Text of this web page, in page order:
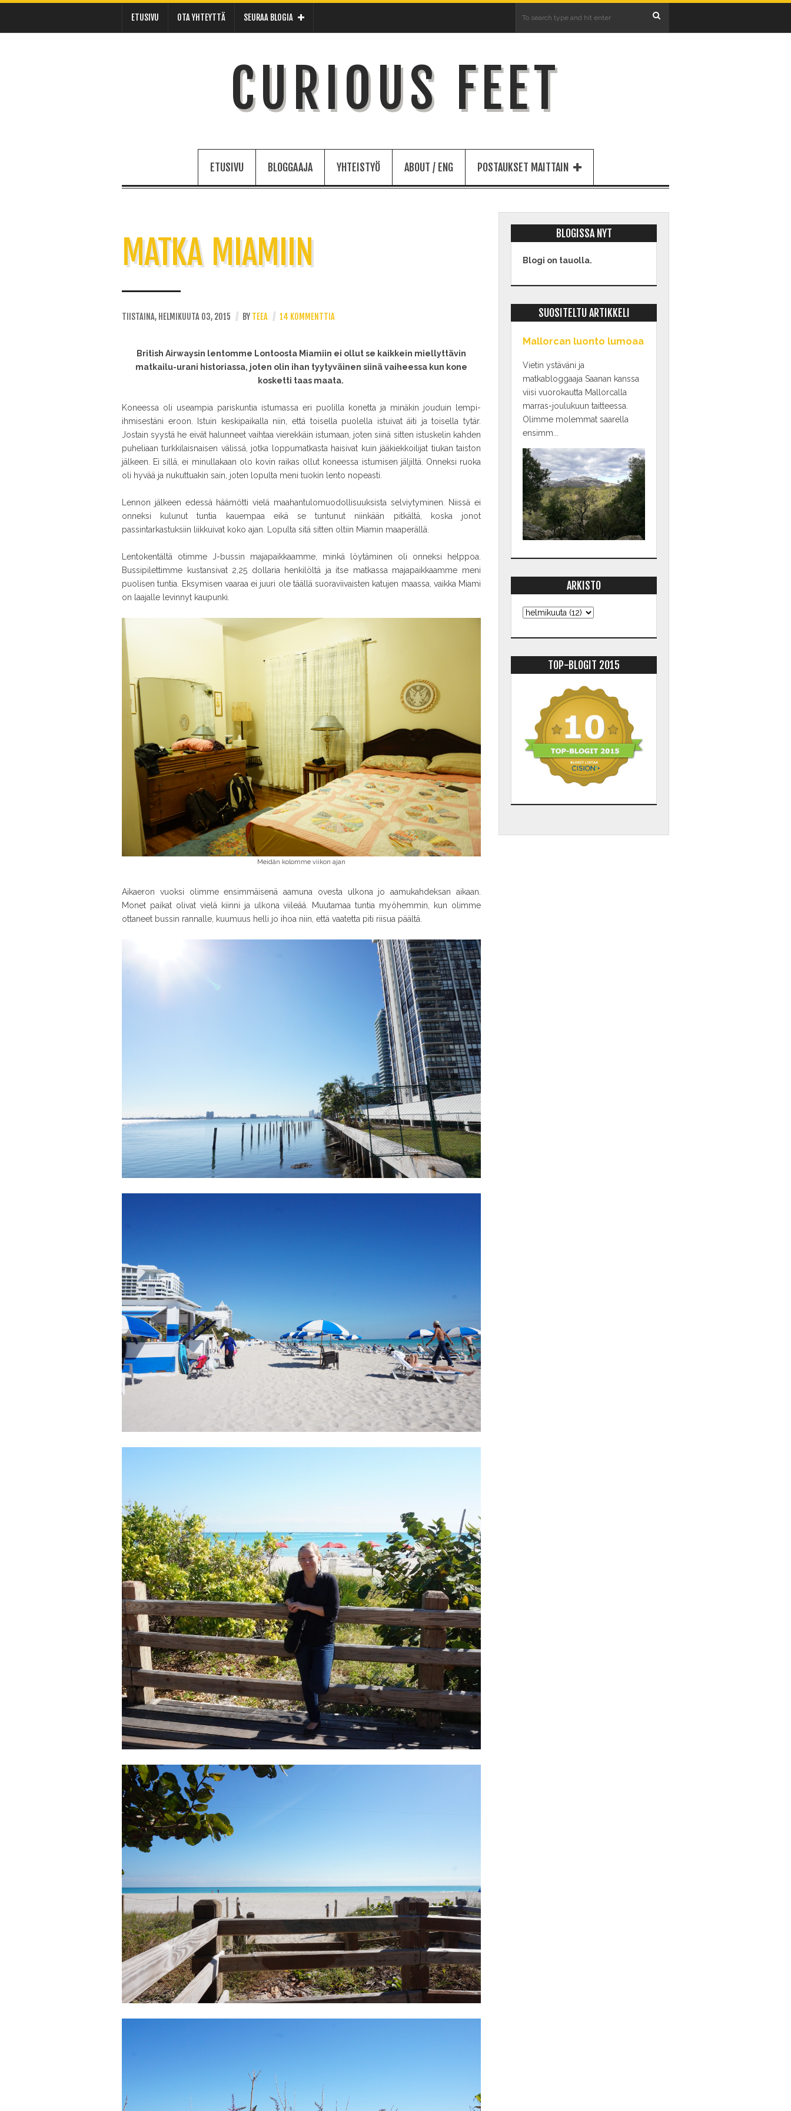
ETUSIVU OTA YHTEYTTÄ SEURAA BLOGIA
CURIOUS FEET
ETUSIVU BLOGGAAJA YHTEISTYÖ ABOUT / ENG POSTAUKSET MAITTAIN
MATKA MIAMIIN
TIISTAINA, HELMIKUUTA 03, 2015 // BY TEEA // 14 KOMMENTTIA
British Airwaysin lentomme Lontoosta Miamiin ei ollut se kaikkein miellyttävin
matkailu-urani historiassa, joten olin ihan tyytyväinen siinä vaiheessa kun kone
kosketti taas maata.
Koneessa oli useampia pariskuntia istumassa eri puolilla konetta ja minäkin jouduin lempi-
ihmisestäni eroon. Istuin keskipaikalla niin, että toisella puolella istuivat äiti ja toisella tytär.
Jostain syystä he eivät halunneet vaihtaa vierekkäin istumaan, joten siinä sitten istuskelin kahden
puheliaan turkkilaisnaisen välissä, jotka loppumatkasta haisivat kuin jääkiekkoilijat tiukan taiston
jälkeen. Ei sillä, ei minullakaan olo kovin raikas ollut koneessa istumisen jäljiltä. Onneksi ruoka
oli hyvää ja nukuttuakin sain, joten lopulta meni tuokin lento nopeasti.
Lennon jälkeen edessä häämötti vielä maahantulomuodollisuuksista selviytyminen. Niissä ei
onneksi kulunut tuntia kauempaa eikä se tuntunut niinkään pitkältä, koska jonot
passintarkastuksiin liikkuivat koko ajan. Lopulta sitä sitten oltiin Miamin maaperällä.
Lentokentältä otimme J-bussin majapaikkaamme, minkä löytäminen oli onneksi helppoa.
Bussipilettimme kustansivat 2,25 dollaria henkilöltä ja itse matkassa majapaikkaamme meni
puolisen tuntia. Eksymisen vaaraa ei juuri ole täällä suoraviivaisten katujen maassa, vaikka Miami
on laajalle levinnyt kaupunki.
Meidän kolomme viikon ajan
Aikaeron vuoksi olimme ensimmäisenä aamuna ovesta ulkona jo aamukahdeksan aikaan.
Monet paikat olivat vielä kiinni ja ulkona viileää. Muutamaa tuntia myöhemmin, kun olimme
ottaneet bussin rannalle, kuumuus helli jo ihoa niin, että vaatetta piti riisua päältä.
BLOGISSA NYT
Blogi on tauolla.
SUOSITELTU ARTIKKELI
Mallorcan luonto lumoaa
Vietin ystäväni ja
matkabloggaaja Saanan kanssa
viisi vuorokautta Mallorcalla
marras-joulukuun taitteessa.
Olimme molemmat saarella
ensimm...
ARKISTO
TOP-BLOGIT 2015